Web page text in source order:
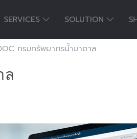
SERVICES SOLUTION
กรมทรัพยากรน้ำบาดาล
ล